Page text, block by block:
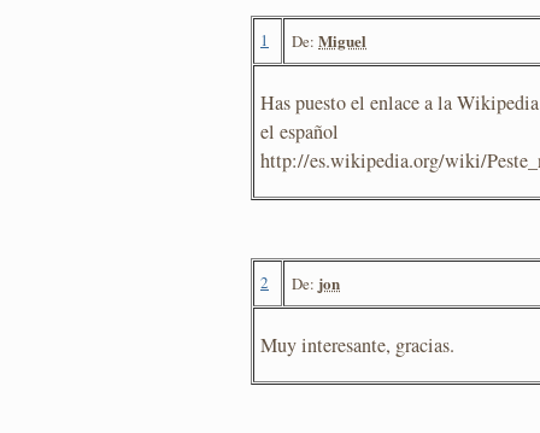
1 De: Miguel
Has puesto el enlace a la
el español
http://es.wikipedia.org/wiki/
2 De: jon
Muy interesante, gracias.